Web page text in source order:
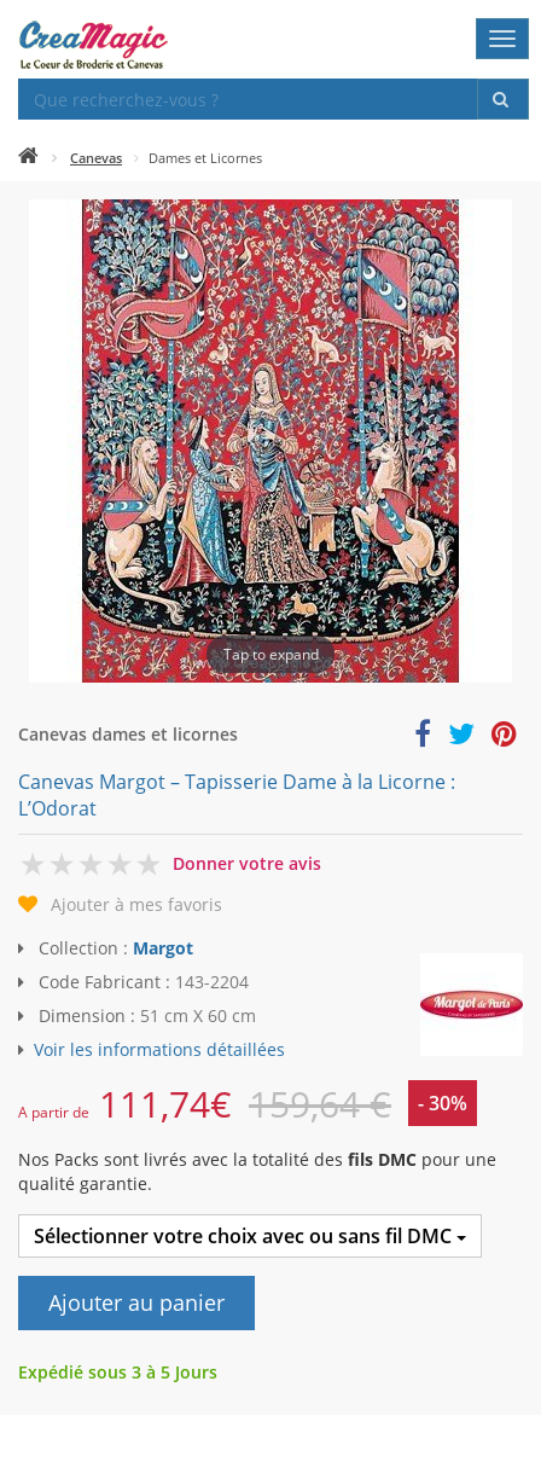
Canevas Dames et Licornes
Tap to expand
Canevas dames et licornes
Canevas Margot – Tapisserie Dame à la Licorne :
L’Odorat
0
Donner votre avis
Ajouter à mes favoris
Collection : Margot
Code Fabricant : 143-2204
Dimension : 51 cm X 60 cm
Voir les informations détaillées
A partir de 111,74€ 159,64 € - 30%
Nos Packs sont livrés avec la totalité des fils DMC pour une
qualité garantie.
Sélectionner votre choix avec ou sans fil DMC
Ajouter au panier
Expédié sous 3 à 5 Jours